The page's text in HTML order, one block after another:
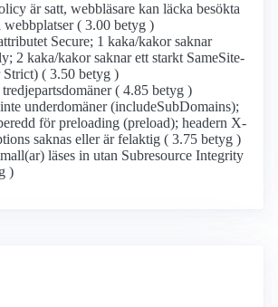
är satt, webbläsare kan läcka besökta
webbplatser ( 3.00 betyg )
Secure; 1 kaka/kakor saknar
2 kaka/kakor saknar ett starkt SameSite-
( 3.50 betyg )
( 4.85 betyg )
underdomäner (includeSubDomains);
för preloading (preload); headern X-
saknas eller är felaktig ( 3.75 betyg )
läses in utan Subresource Integrity
)